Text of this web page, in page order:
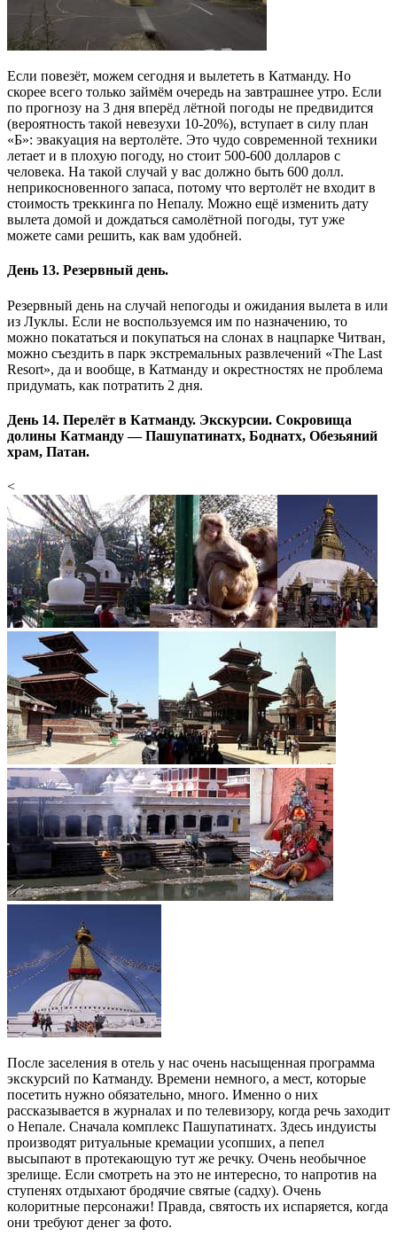
Если повезёт, можем сегодня и вылететь в Катманду. Но
скорее всего только займём очередь на завтрашнее утро. Если
по прогнозу на 3 дня вперёд лётной погоды не предвидится
(вероятность такой невезухи 10-20%), вступает в силу план
«Б»: эвакуация на вертолёте. Это чудо современной техники
летает и в плохую погоду, но стоит 500-600 долларов с
человека. На такой случай у вас должно быть 600 долл.
неприкосновенного запаса, потому что вертолёт не входит в
стоимость треккинга по Непалу. Можно ещё изменить дату
вылета домой и дождаться самолётной погоды, тут уже
можете сами решить, как вам удобней.
День 13. Резервный день.
Резервный день на случай непогоды и ожидания вылета в или
из Луклы. Если не воспользуемся им по назначению, то
можно покататься и покупаться на слонах в нацпарке Читван,
можно съездить в парк экстремальных развлечений «The Last
Resort», да и вообще, в Катманду и окрестностях не проблема
придумать, как потратить 2 дня.
День 14. Перелёт в Катманду. Экскурсии. Сокровища
долины Катманду — Пашупатинатх, Боднатх, Обезьяний
храм, Патан.
<
После заселения в отель у нас очень насыщенная программа
экскурсий по Катманду. Времени немного, а мест, которые
посетить нужно обязательно, много. Именно о них
рассказывается в журналах и по телевизору, когда речь заходит
о Непале. Сначала комплекс Пашупатинатх. Здесь индуисты
производят ритуальные кремации усопших, а пепел
высыпают в протекающую тут же речку. Очень необычное
зрелище. Если смотреть на это не интересно, то напротив на
ступенях отдыхают бродячие святые (садху). Очень
колоритные персонажи! Правда, святость их испаряется, когда
они требуют денег за фото.